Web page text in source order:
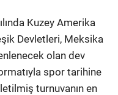
Kuzey Amerika
Devletleri, Meksika
olan dev
spor tarihine
turnuvanın en